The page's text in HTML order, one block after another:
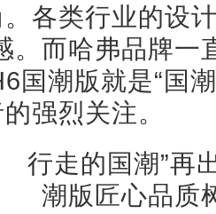
各类行业的设
。而哈弗品牌一
国潮版就是“国
强烈关注。